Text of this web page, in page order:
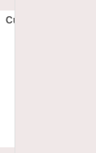
Cumartesi